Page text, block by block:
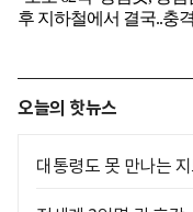
오늘의 핫뉴스
대통령도 못 만나는